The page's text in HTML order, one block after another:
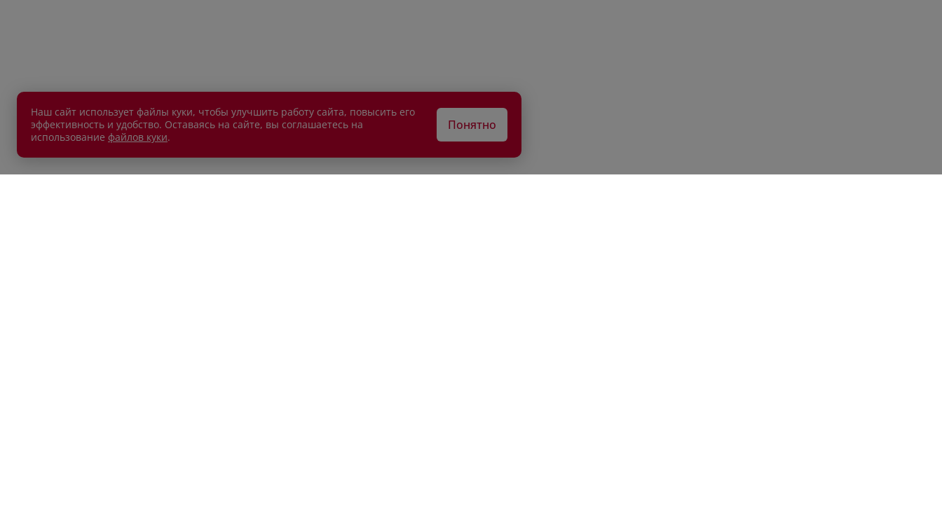
Наш сайт использует файлы куки, чтобы улучшить работу сайта, повысить его
эффективность и удобство. Оставаясь на сайте, вы соглашаетесь на
использование файлов куки.
Понятно